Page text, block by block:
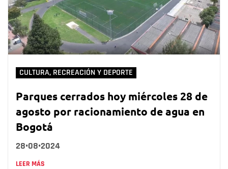
CULTURA, RECREACIÓN Y DEPORTE
Parques cerrados hoy miércoles 28 de
agosto por racionamiento de agua en
Bogotá
28•08•2024
LEER MÁS